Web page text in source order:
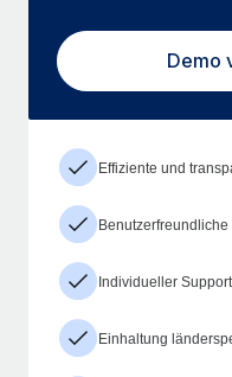
Demo
Effiziente und
Individueller
Einhaltung